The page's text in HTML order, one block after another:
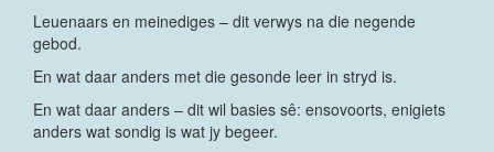
Leuenaars en meinediges – dit verwys na die negende
gebod.
En wat daar anders met die gesonde leer in stryd is.
En wat daar anders – dit wil basies sê: ensovoorts, enigiets
anders wat sondig is wat jy begeer.